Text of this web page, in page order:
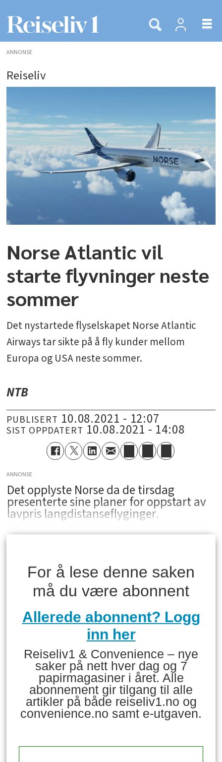
ANNONSE
Reiseliv
Norse Atlantic vil
starte flyvninger neste
sommer
Det nystartede flyselskapet Norse Atlantic
Airways tar sikte på å fly kunder mellom
Europa og USA neste sommer.
NTB
PUBLISERT 10.08.2021 - 12:07
SIST OPPDATERT 10.08.2021 - 14:08
ANNONSE
Det opplyste Norse da de tirsdag
presenterte sine planer for oppstart av
lavpris langdistanseflyginger.
For å lese denne saken
må du være abonnent
Allerede abonnent? Logg
inn her
Reiseliv1 & Convenience – nye
saker på nett hver dag og 7
papirmagasiner i året. Alle
abonnement gir tilgang til alle
artikler på både reiseliv1.no og
convenience.no samt e-utgaven.